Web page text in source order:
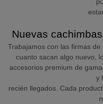
Nuevas
Trabajamos con las firmas
cuanto sacan algo nuevo,
accesorios premium de
y
recién llegados. Cada